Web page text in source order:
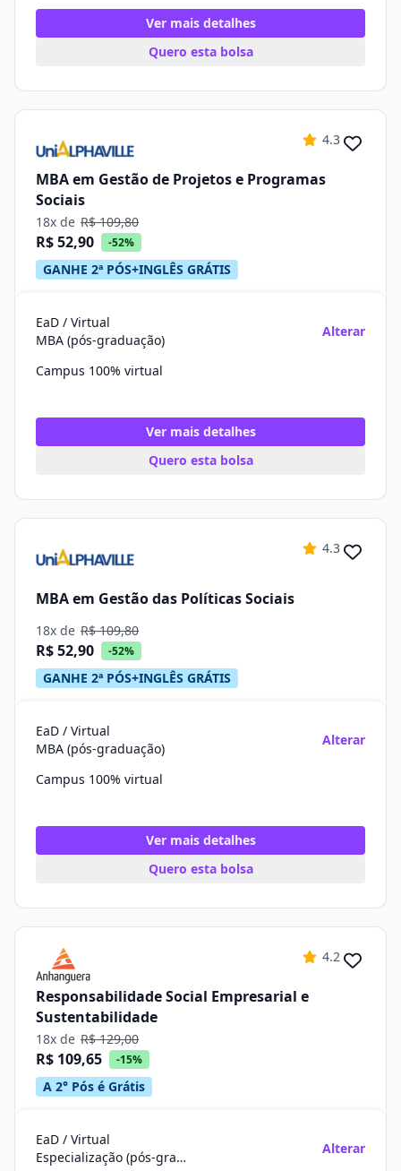
Ver mais detalhes
Quero esta bolsa
4.3
MBA em Gestão de Projetos e Programas
Sociais
18x de R$ 109,80
R$ 52,90 -52%
GANHE 2ª PÓS+INGLÊS GRÁTIS
EaD / Virtual
MBA (pós-graduação)
Alterar
Campus 100% virtual
Ver mais detalhes
Quero esta bolsa
4.3
MBA em Gestão das Políticas Sociais
18x de R$ 109,80
R$ 52,90 -52%
GANHE 2ª PÓS+INGLÊS GRÁTIS
EaD / Virtual
MBA (pós-graduação)
Alterar
Campus 100% virtual
Ver mais detalhes
Quero esta bolsa
4.2
Responsabilidade Social Empresarial e
Sustentabilidade
18x de R$ 129,00
R$ 109,65 -15%
A 2° Pós é Grátis
EaD / Virtual
Especialização (pós-graduação)
Alterar